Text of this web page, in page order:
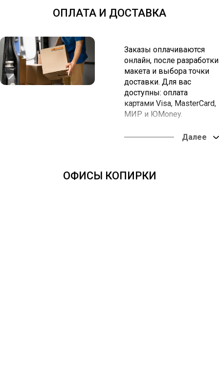
ОПЛАТА И ДОСТАВКА
Заказы оплачиваются
онлайн, после разработки
макета и выбора точки
доставки. Для вас
доступны: оплата
картами Visa, MasterCard,
МИР и ЮMoney.
Вы можете забрать заказ
в наших офисах или
ОФИСЫ КОПИРКИ